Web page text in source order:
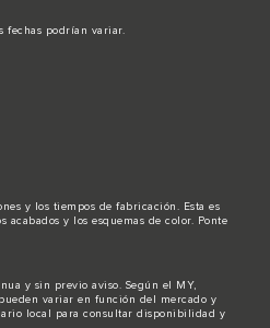
fechas podrían variar.
y los tiempos de fabricación. Esta es
y los esquemas de color. Ponte
y sin previo aviso. Según el MY,
variar en función del mercado y
local para consultar disponibilidad y